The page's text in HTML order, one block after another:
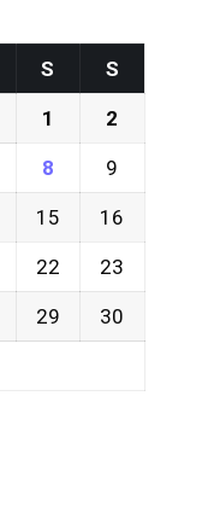
S S
1 2
8 9
15 16
22 23
29 30